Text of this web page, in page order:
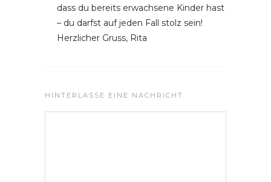
dass du bereits erwachsene Kinder hast
– du darfst auf jeden Fall stolz sein!
Herzlicher Gruss, Rita
HINTERLASSE EINE NACHRICHT